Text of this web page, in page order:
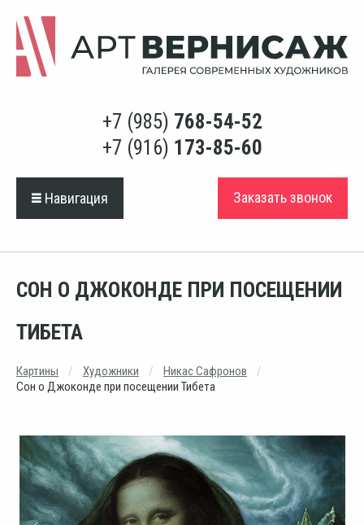
+7 (985) 768-54-52
+7 (916) 173-85-60
Навигация Заказать звонок
СОН О ДЖОКОНДЕ ПРИ ПОСЕЩЕНИИ
ТИБЕТА
Картины Художники
Никас Сафронов
Сон о Джоконде при посещении Тибета